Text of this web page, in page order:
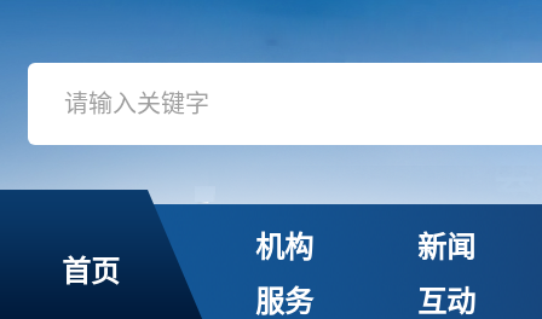
首页
机构
新闻
服务
互动